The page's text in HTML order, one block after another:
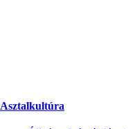
Asztalkultúra